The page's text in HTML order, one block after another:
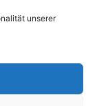
unserer